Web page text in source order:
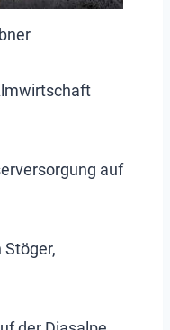
auf
Stöger,